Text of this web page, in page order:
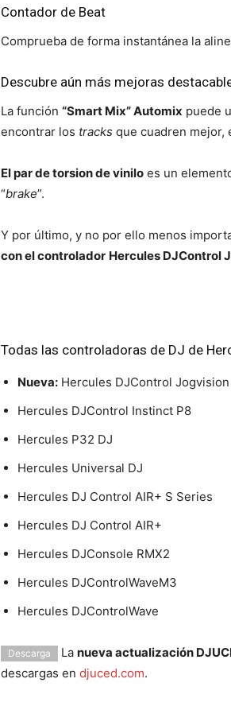
Contador de Beat
Comprueba de forma instantánea la
Descubre aún más mejoras
La función “Smart Mix” Automix puede
encontrar los tracks que cuadren mejor,
El par de torsion de vinilo es un
“brake”.
Y por último, y no por ello menos
con el controlador Hercules DJControl
Todas las controladoras de DJ de
Nueva: Hercules DJControl Jogvision
Hercules DJControl Instinct P8
Hercules P32 DJ
Hercules Universal DJ
Hercules DJ Control AIR+ S Series
Hercules DJ Control AIR+
Hercules DJConsole RMX2
Hercules DJControlWaveM3
Hercules DJControlWave
Descarga La nueva actualización
descargas en djuced.com.